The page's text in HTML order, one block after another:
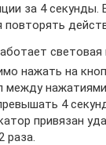
за 4 секунды.
повторять
световая
нажать на
между
4
привязан
раза.